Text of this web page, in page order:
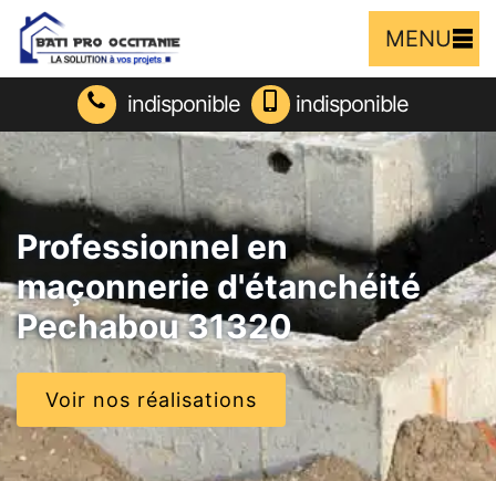
MENU
indisponible indisponible
Professionnel en
maçonnerie d'étanchéité
Pechabou 31320
Voir nos réalisations